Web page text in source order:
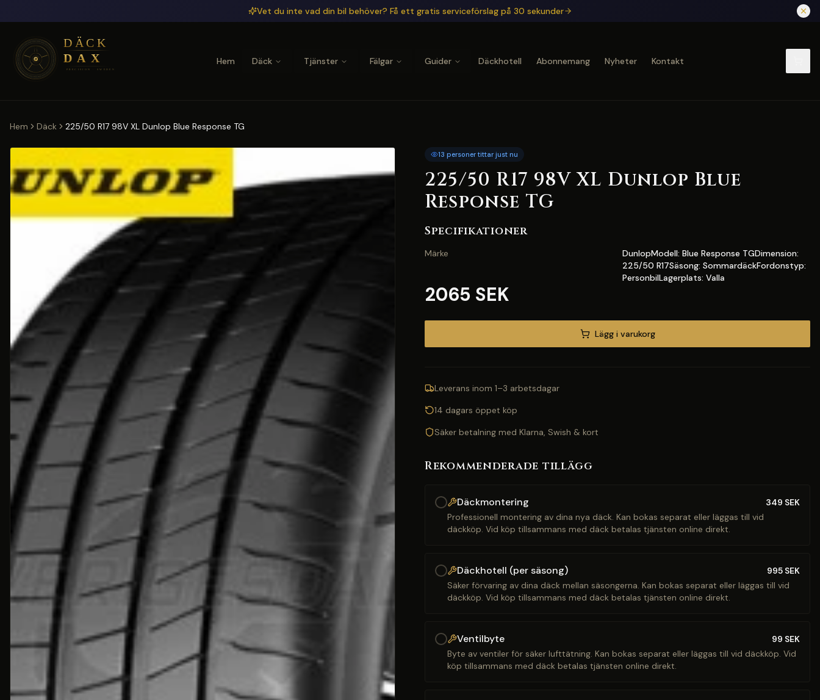
Vet du inte vad din bil behöver? Få ett gratis serviceförslag på 30 sekunder
Hem Däck Tjänster Fälgar Guider Däckhotell Abonnemang Nyheter Kontakt
Hem Däck 225/50 R17 98V XL Dunlop Blue Response TG
13 personer tittar just nu
225/50 R17 98V XL Dunlop Blue
Response TG
Specifikationer
Märke
DunlopModell: Blue Response TGDimension:
225/50 R17Säsong: SommardäckFordonstyp:
PersonbilLagerplats: Valla
2065 SEK
Lägg i varukorg
Leverans inom 1–3 arbetsdagar
14 dagars öppet köp
Säker betalning med Klarna, Swish & kort
Rekommenderade tillägg
Däckmontering 349 SEK
Professionell montering av dina nya däck. Kan bokas separat eller läggas till vid
däckköp. Vid köp tillsammans med däck betalas tjänsten online direkt.
Däckhotell (per säsong) 995 SEK
Säker förvaring av dina däck mellan säsongerna. Kan bokas separat eller läggas till vid
däckköp. Vid köp tillsammans med däck betalas tjänsten online direkt.
Ventilbyte 99 SEK
Byte av ventiler för säker lufttätning. Kan bokas separat eller läggas till vid däckköp. Vid
köp tillsammans med däck betalas tjänsten online direkt.